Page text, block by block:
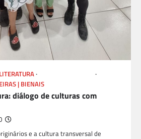
LITERATURA
| BIENAIS
diálogo de culturas com
e a cultura transversal de